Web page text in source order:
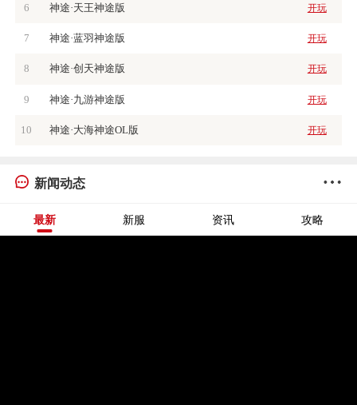
6 神途·天王神途版 开玩
7 神途·蓝羽神途版 开玩
8 神途·创天神途版 开玩
9 神途·九游神途版 开玩
10 神途·大海神途OL版 开玩
新闻动态
最新 新服 资讯 攻略